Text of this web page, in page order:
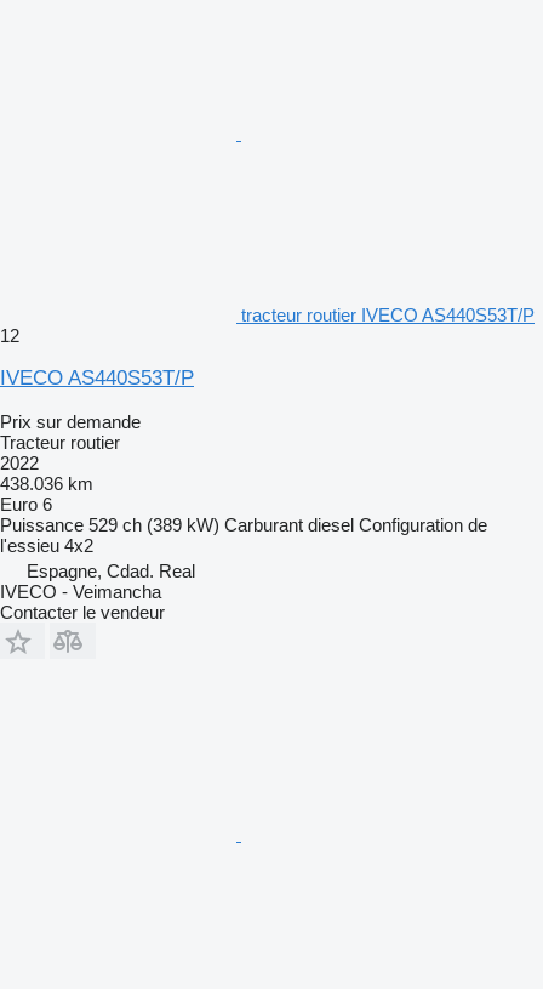
tracteur routier IVECO AS440S53T/P
12
IVECO AS440S53T/P
Prix sur demande
Tracteur routier
2022
438.036 km
Euro 6
Puissance 529 ch (389 kW) Carburant diesel Configuration de
l'essieu 4x2
Espagne, Cdad. Real
IVECO - Veimancha
Contacter le vendeur